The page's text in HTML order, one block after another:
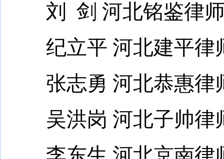
刘 剑 河北铭鉴律师
纪立平 河北建平律
张志勇 河北恭惠律
吴洪岗 河北子帅律